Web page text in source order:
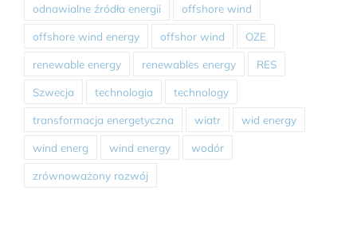
odnawialne źródła energii offshore wind
offshore wind energy offshor wind OZE
renewable energy renewables energy RES
Szwecja technologia technology
transformacja energetyczna wiatr wid energy
wind energ wind energy wodór
zrównoważony rozwój